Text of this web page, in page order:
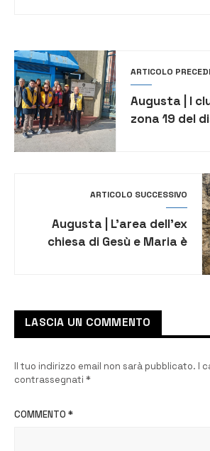
ARTICOLO
Augusta | I
zona 19 del
ARTICOLO SUCCESSIVO
Augusta | L’area dell’ex
chiesa di Gesù e Maria è
LASCIA UN COMMENTO
Il tuo indirizzo email non sarà pubblicato. I
contrassegnati *
COMMENTO *